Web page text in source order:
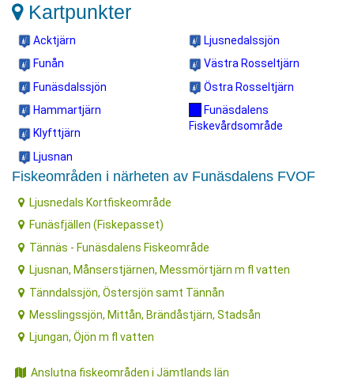
Kartpunkter
Acktjärn
Funån
Funäsdalssjön
Hammartjärn
Klyfttjärn
Ljusnan
Ljusnedalssjön
Västra Rosseltjärn
Östra Rosseltjärn
Funäsdalens
Fiskevårdsområde
Fiskeområden i närheten av Funäsdalens FVOF
Ljusnedals Kortfiskeområde
Funäsfjällen (Fiskepasset)
Tännäs - Funäsdalens Fiskeområde
Ljusnan, Månserstjärnen, Messmörtjärn m fl vatten
Tänndalssjön, Östersjön samt Tännån
Messlingssjön, Mittån, Brändåstjärn, Stadsån
Ljungan, Öjön m fl vatten
Anslutna fiskeområden i Jämtlands län